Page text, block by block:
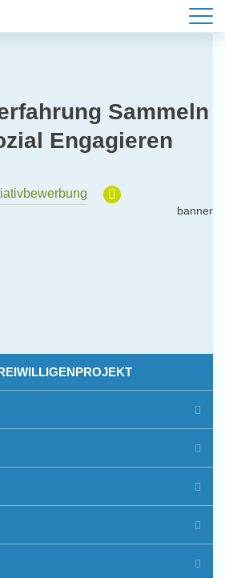
Sammeln
Engagieren
im Ausland